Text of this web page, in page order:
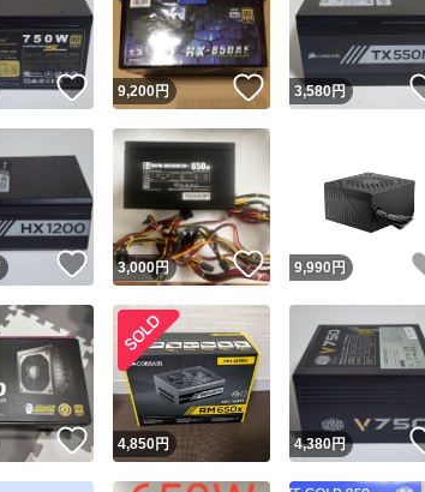
いいね！
9,200円 いいね！
3,580円
いいね！
3,000円 いいね！
9,990 円
いいね！
4,850円 4,380円